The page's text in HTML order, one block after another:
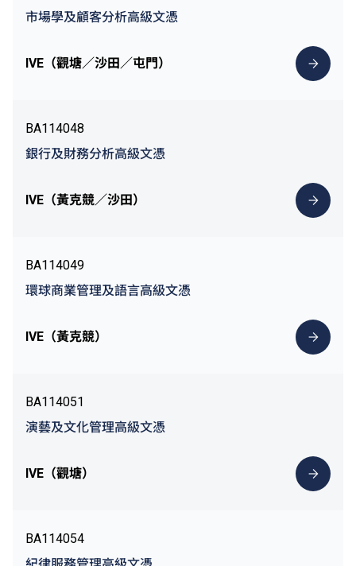
市場學及顧客分析高級文憑
IVE（觀塘／沙田／屯門）
BA114048
銀行及財務分析高級文憑
IVE（黃克競／沙田）
BA114049
環球商業管理及語言高級文憑
IVE（黃克競）
BA114051
演藝及文化管理高級文憑
IVE（觀塘）
BA114054